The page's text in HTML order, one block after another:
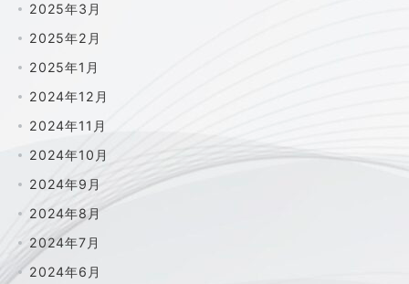
2025年3月
2025年2月
2025年1月
2024年12月
2024年11月
2024年10月
2024年9月
2024年8月
2024年7月
2024年6月